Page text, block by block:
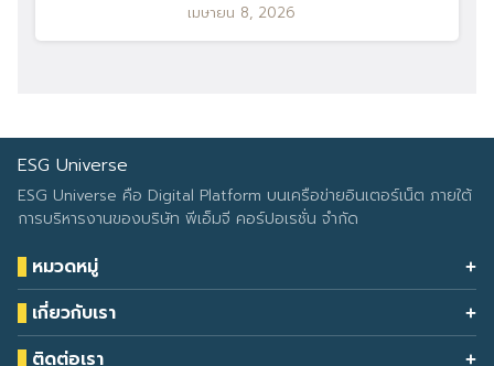
เมษายน 8, 2026
ESG Universe
ESG Universe คือ Digital Platform บนเครือข่ายอินเตอร์เน็ต ภายใต้
การบริหารงานของบริษัท พีเอ็มจี คอร์ปอเรชั่น จำกัด
หมวดหมู่
Health & Wellness
Eco Icon
ESG Data
เกี่ยวกับเรา
Our Services
ติดต่อเรา